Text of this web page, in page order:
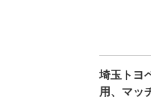
埼玉トヨ
用、マッ